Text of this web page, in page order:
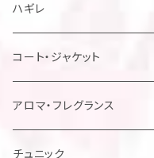
メンズアロハシャツ他
レディスドレス・シャツ他
ハギレ
コート・ジャケット
アロマ・フレグランス
チュニック